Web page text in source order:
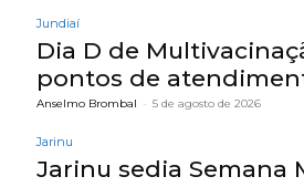
Jundiaí
Dia D de
pontos de
Anselmo Brombal - 5 de agosto de 2026
Jarinu
Jarinu sedia Semana